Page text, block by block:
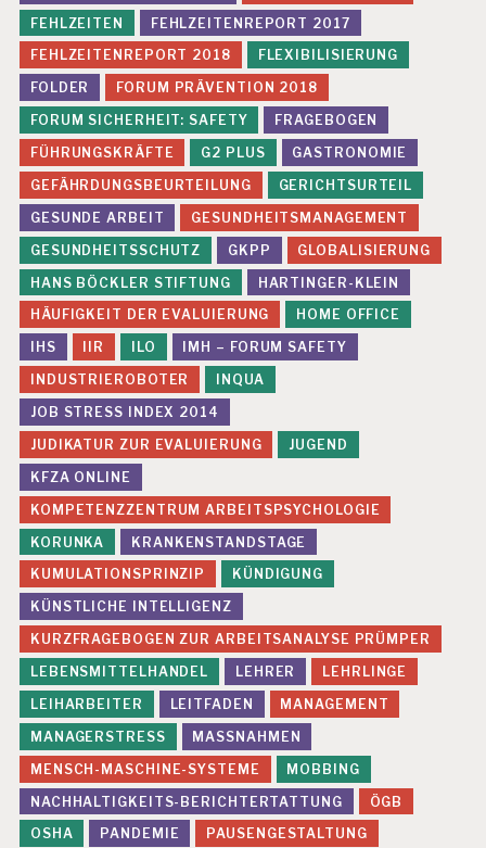
T
S
-
B
E
R
I
C
H
T
E
R
T
A
T
T
U
N
G
P
E
R
S
O
N
A
L
A
R
B
EI
T
P
R
Ä
V
E
N
T
FEHLZEITEN
FEHLZEITENREPORT 2017
FEHLZEITENREPORT 2018
FLEXIBILISIERUNG
FOLDER
FORUM PRÄVENTION 2018
FORUM SICHERHEIT: SAFETY
FRAGEBOGEN
FÜHRUNGSKRÄFTE
G2 PLUS
GASTRONOMIE
GEFÄHRDUNGSBEURTEILUNG
GERICHTSURTEIL
GESUNDE ARBEIT
GESUNDHEITSMANAGEMENT
GESUNDHEITSSCHUTZ
GKPP
GLOBALISIERUNG
HANS BÖCKLER STIFTUNG
HARTINGER-KLEIN
HÄUFIGKEIT DER EVALUIERUNG
HOME OFFICE
IHS
IIR ILO
IMH – FORUM SAFETY
INDUSTRIEROBOTER
INQUA
JOB STRESS INDEX 2014
JUDIKATUR ZUR EVALUIERUNG
JUGEND
KFZA ONLINE
KOMPETENZZENTRUM ARBEITSPSYCHOLOGIE
KORUNKA
KRANKENSTANDSTAGE
KUMULATIONSPRINZIP
KÜNDIGUNG
KÜNSTLICHE INTELLIGENZ
KURZFRAGEBOGEN ZUR ARBEITSANALYSE PRÜMPER
LEBENSMITTELHANDEL
LEHRER
LEHRLINGE
LEIHARBEITER
LEITFADEN
MANAGEMENT
MANAGERSTRESS
MASSNAHMEN
MENSCH-MASCHINE-SYSTEME
MOBBING
NACHHALTIGKEITS-BERICHTERTATTUNG
ÖGB
OSHA
PANDEMIE
PAUSENGESTALTUNG